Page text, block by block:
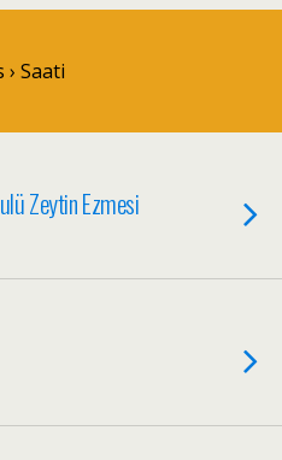
› Saati
Zeytin Ezmesi